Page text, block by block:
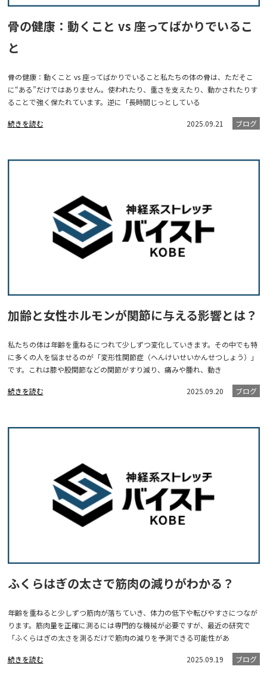
骨の健康：動くこと vs 座ってばかりでいるこ
と
骨の健康：動くこと vs 座ってばかりでいること私たちの体の骨は、ただそこ
に“ある”だけではありません。使われたり、重さを支えたり、動かされたりす
ることで強く保たれています。逆に「長時間じっとしている
続きを読む 2025.09.21 ブログ
加齢と女性ホルモンが関節に与える影響とは？
私たちの体は年齢を重ねるにつれて少しずつ変化していきます。その中でも特
に多くの人を悩ませるのが「変形性関節症（へんけいせいかんせつしょう）」
です。これは膝や股関節などの関節がすり減り、痛みや腫れ、動き
続きを読む 2025.09.20 ブログ
ふくらはぎの太さで筋肉の減りがわかる？
年齢を重ねると少しずつ筋肉が落ちていき、体力の低下や転びやすさにつなが
ります。筋肉量を正確に測るには専門的な機械が必要ですが、最近の研究で
「ふくらはぎの太さを測るだけで筋肉の減りを予測できる可能性があ
続きを読む 2025.09.19 ブログ